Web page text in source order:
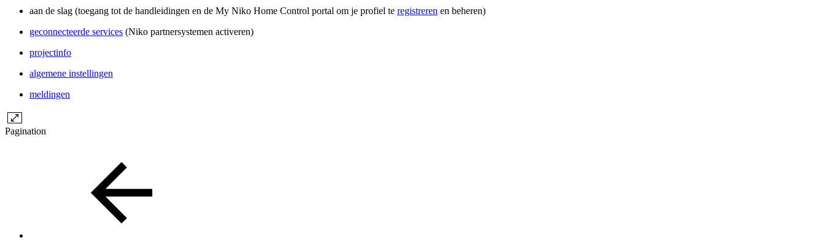
aan de slag (toegang tot de handleidingen en de My Niko Home Control portal om je profiel te registreren en beheren)
geconnecteerde services (Niko partnersystemen activeren)
projectinfo
algemene instellingen
meldingen
Pagination